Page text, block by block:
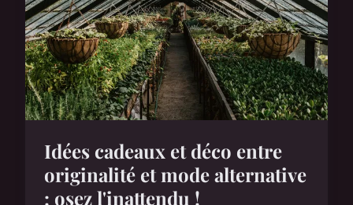
Idées cadeaux et déco entre
originalité et mode alternative
: osez l'inattendu !